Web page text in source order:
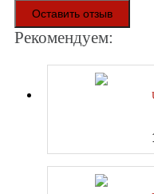
Оставить отзыв
Рекомендуем: